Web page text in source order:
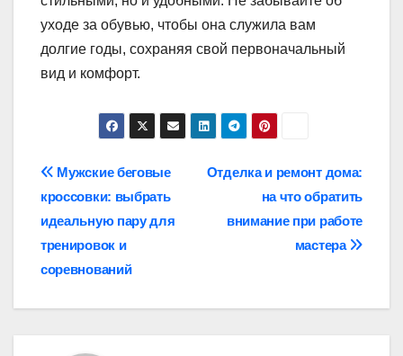
уходе за обувью, чтобы она служила вам
долгие годы, сохраняя свой первоначальный
вид и комфорт.
Навигация
по
записям
Отделка и ремонт дома:
на что обратить
внимание при работе
мастера
Мужские беговые
кроссовки: выбрать
идеальную пару для
тренировок и
соревнований